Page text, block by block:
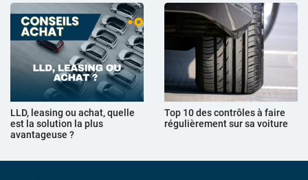
LLD, leasing ou achat, quelle
est la solution la plus
avantageuse ?
Top 10 des contrôles à faire
régulièrement sur sa voiture